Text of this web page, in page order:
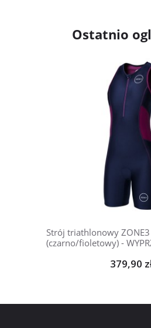
Ostatnio
Strój triathlonowy
(czarno/fioletowy) -
379,90